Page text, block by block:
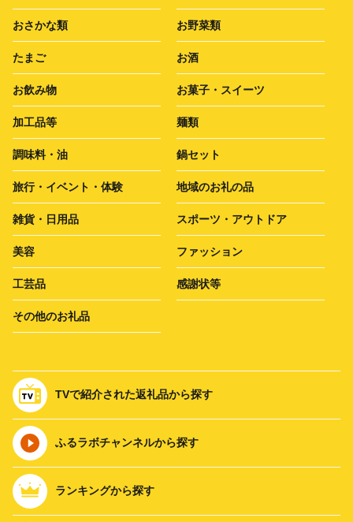
おさかな類 お野菜類
たまご お酒
お飲み物 お菓子・スイーツ
加工品等 麺類
調味料・油 鍋セット
旅行・イベント・体験 地域のお礼の品
雑貨・日用品 スポーツ・アウトドア
美容 ファッション
工芸品 感謝状等
その他のお礼品
TVで紹介された返礼品から探す
ふるラボチャンネルから探す
ランキングから探す